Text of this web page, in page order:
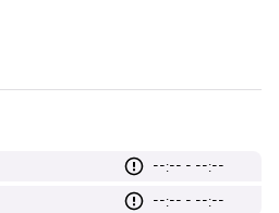
--:-- - --:--
--:-- - --:--